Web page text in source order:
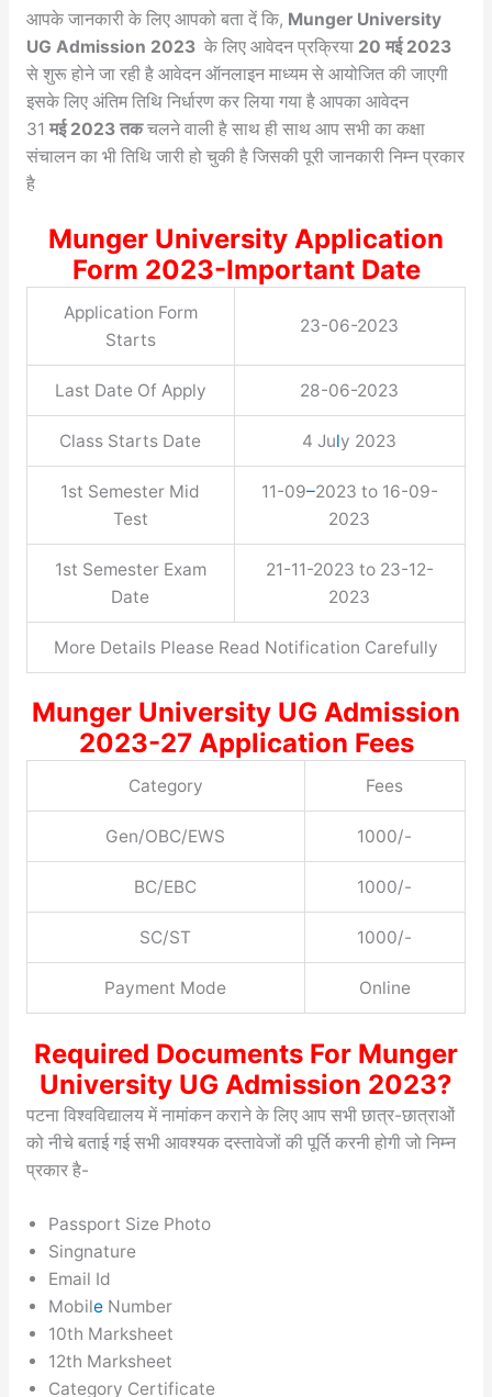
आपके जानकारी के लिए आपको बता दें कि, Munger University
UG Admission 2023 के लिए आवेदन प्रक्रिया 20 मई 2023
से शुरू होने जा रही है आवेदन ऑनलाइन माध्यम से आयोजित की जाएगी
इसके लिए अंतिम तिथि निर्धारण कर लिया गया है आपका आवेदन
31 मई2023 तकचलने वाली है साथ ही साथ आप सभी का कक्षा
संचालन का भी तिथि जारी हो चुकी है जिसकी पूरी जानकारी निम्न प्रकार
है
Munger University Application
Form 2023-Important Date
Application Form
Starts
23-06-2023
Last Date Of Apply 28-06-2023
Class Starts Date 4 July 2023
1st Semester Mid
Test
11-09–2023 to 16-09-
2023
1st Semester Exam
Date
21-11-2023 to 23-12-
2023
More Details Please Read Notification Carefully
Munger University UG Admission
2023-27 Application Fees
Category Fees
Gen/OBC/EWS 1000/-
BC/EBC 1000/-
SC/ST 1000/-
Payment Mode Online
Required Documents For Munger
University UG Admission 2023?
पटना विश्वविद्यालय में नामांकन कराने के लिए आप सभी छात्र-छात्राओं
को नीचे बताई गई सभी आवश्यक दस्तावेजों की पूर्ति करनी होगी जो निम्न
प्रकार है-
Passport Size Photo
Singnature
Email Id
MobileNumber
10th Marksheet
12th Marksheet
Category Certificate